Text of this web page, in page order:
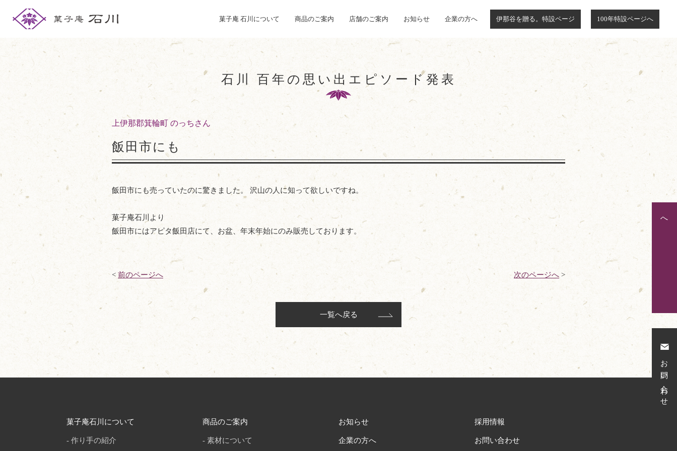
菓子庵 石川について 商品のご案内 店舗のご案内 お知らせ 企業の方へ 伊那谷を贈る。特設ページ 100年特設ページへ
へ
お問い合わせ
石川 百年の思い出 エピソード発表
上伊那郡箕輪町 のっちさん
飯田市にも
飯田市にも売っていたのに驚きました。 沢山の人に知って欲しいですね。
菓子庵石川より
飯田市にはアピタ飯田店にて、お盆、年末年始にのみ販売しております。
< 前のページへ 次のページへ >
一覧へ戻る
菓子庵石川について
作り手の紹介
商品のご案内
素材について
お知らせ
企業の方へ
採用情報
お問い合わせ